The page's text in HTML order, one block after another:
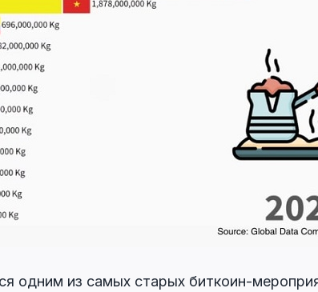
одним из самых старых биткоин-